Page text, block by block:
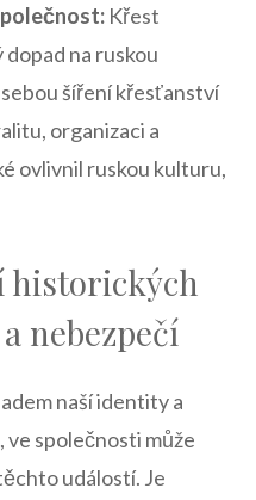
Křest‍
na ruskou
šíření⁤ křesťanství
organizaci a
ovlivnil ruskou kulturu,
‍historických
nebezpečí
naší identity a
ve společnosti může
událostí. Je